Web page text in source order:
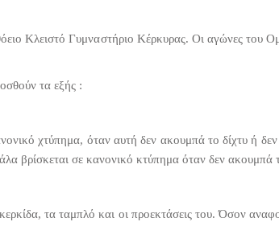
Κλειστό Γυμναστήριο Κέρκυρας. Οι αγώνες
τα εξής :
χτύπημα, όταν αυτή δεν ακουμπά το δίχτυ ή
βρίσκεται σε κανονικό κτύπημα όταν δεν ακουμπά
τα ταμπλό και οι προεκτάσεις του. Όσον